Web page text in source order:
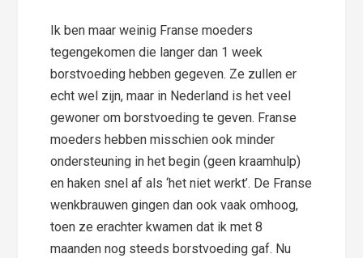
Ik ben maar weinig Franse moeders
tegengekomen die langer dan 1 week
borstvoeding hebben gegeven. Ze zullen er
echt wel zijn, maar in Nederland is het veel
gewoner om borstvoeding te geven. Franse
moeders hebben misschien ook minder
ondersteuning in het begin (geen kraamhulp)
en haken snel af als ‘het niet werkt’. De Franse
wenkbrauwen gingen dan ook vaak omhoog,
toen ze erachter kwamen dat ik met 8
maanden nog steeds borstvoeding gaf. Nu